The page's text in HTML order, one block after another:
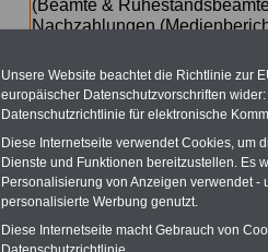
(Beamte &
Nachzahlungen
SERVICE gibt hierzu im II.
(unmittelbar nach Beschluss
Bundesregierung >>>
zur
Unsere Website beachtet die Richtlinie zur
europäischer Datenschutzvorschriften
Datenschutzrichtlinie für elektronische
Diese Internetseite verwendet Cookies, um
Dienste und Funktionen bereitzustellen. Es
Personalisierung von Anzeigen verwendet
personalisierte Werbung genutzt.
Diese Internetseite macht Gebrauch von